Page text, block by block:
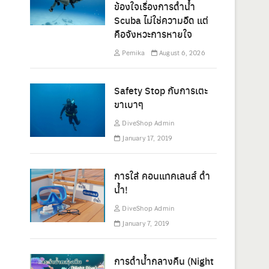
ข้องใจเรื่องการดำน้ำ
Scuba ไม่ใช่ความอึด แต่
คือจังหวะการหายใจ
Pemika August 6, 2026
Safety Stop กับการเตะ
ขาเบาๆ
DiveShop Admin
January 17, 2019
การใส่ คอนแทคเลนส์ ดำ
น้ำ!
DiveShop Admin
January 7, 2019
การดำน้ำกลางคืน (Night